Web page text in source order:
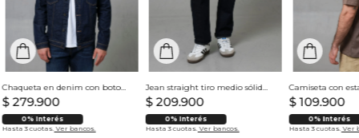
Chaqueta en denim con botones para hombre
$ 279.900
0% Interés
Hasta 3 cuotas. Ver bancos.
Jean straight tiro medio sólido para hombre
$ 209.900
0% Interés
Hasta 3 cuotas. Ver bancos.
$ 109.900
0% Interés
Hasta 3 cuotas. Ver